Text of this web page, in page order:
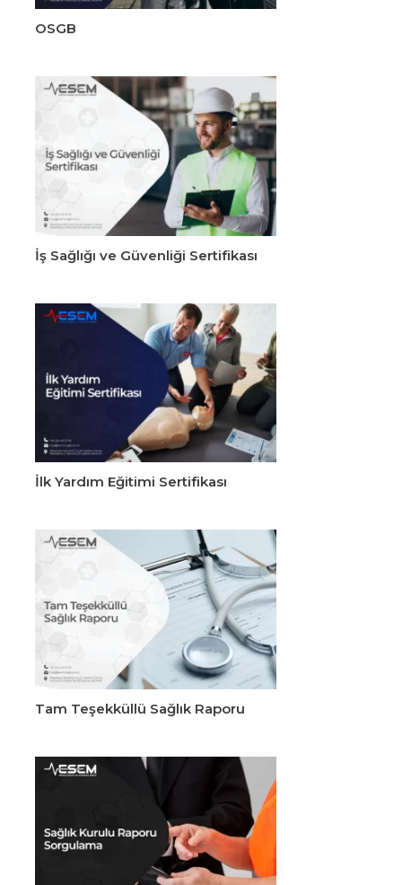
OSGB
İş Sağlığı ve Güvenliği Sertifikası
İlk Yardım Eğitimi Sertifikası
Tam Teşekküllü Sağlık Raporu